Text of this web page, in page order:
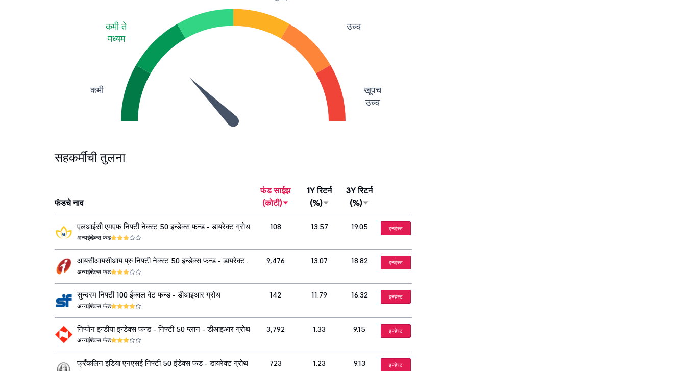
कमी
कमी ते
मध्यम
उच्च
खूपच
उच्च
सहकर्मींची तुलना
फंडचे नाव
फंड साईझ
(कोटी)
1Y रिटर्न
(%)
3Y रिटर्न
(%)
एलआईसी एमएफ निफ्टी नेक्स्ट 50 इन्डेक्स फन्ड - डायरेक्ट ग्रोथ
अन्यइंडेक्स फंड
108 13.57 19.05 इन्व्हेस्ट
आयसीआयसीआय प्रु निफ्टी नेक्स्ट 50 इन्डेक्स फन्ड - डायरेक्ट
ग्रोथ
अन्यइंडेक्स फंड
9,476 13.07 18.82 इन्व्हेस्ट
सुन्दरम निफ्टी 100 ईक्वल वेट फन्ड - डीआइआर ग्रोथ
अन्यइंडेक्स फंड
142 11.79 16.32 इन्व्हेस्ट
निप्पोन इन्डीया इन्डेक्स फन्ड - निफ्टी 50 प्लान - डीआइआर ग्रोथ
अन्यइंडेक्स फंड
3,792 1.33 9.15 इन्व्हेस्ट
फ्रँकलिन इंडिया एनएसई निफ्टी 50 इंडेक्स फंड - डायरेक्ट ग्रोथ 723 1.23 9.13 इन्व्हेस्ट